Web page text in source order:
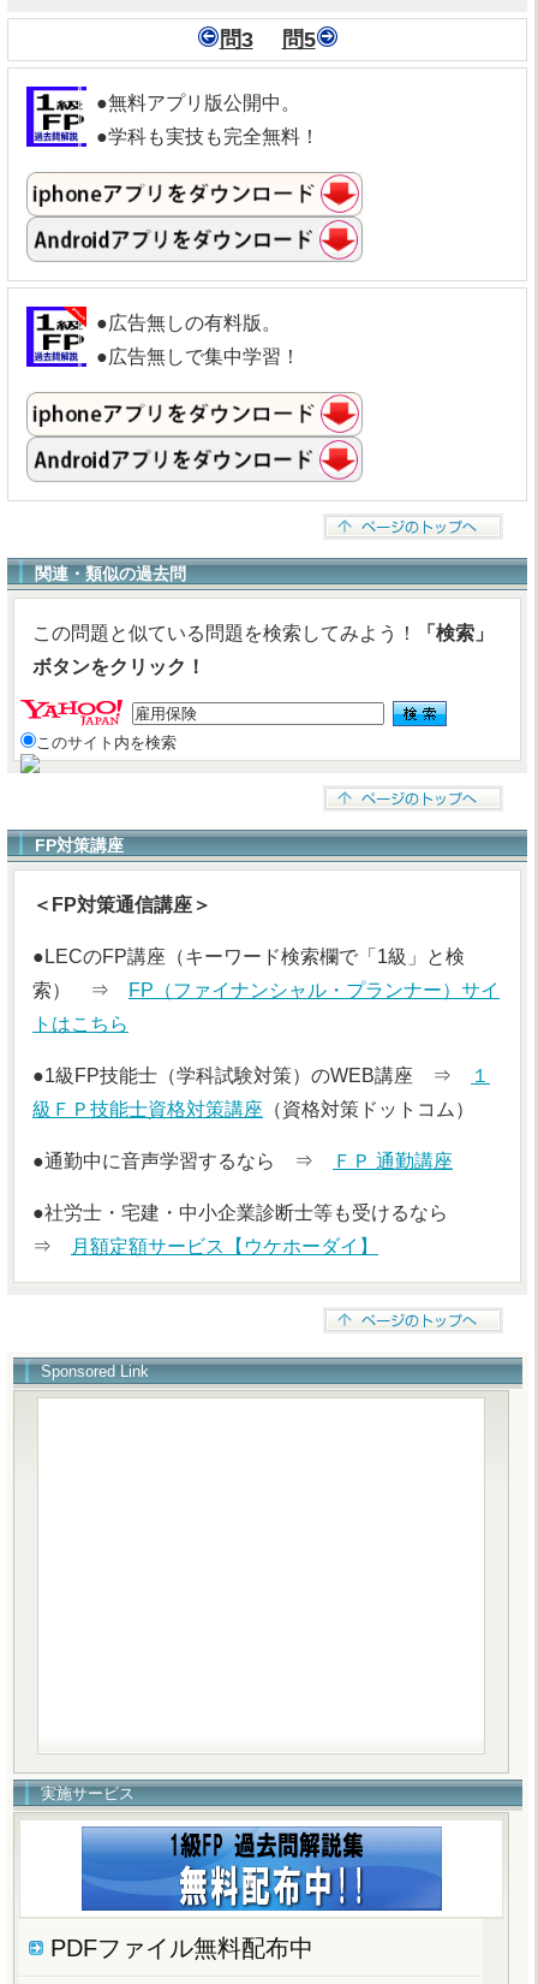
問3 問5
●無料アプリ版公開中。
●学科も実技も完全無料！
●広告無しの有料版。
●広告無しで集中学習！
関連・類似の過去問
この問題と似ている問題を検索してみよう！
「検索」
ボタンをクリック！
このサイト内を検索
FP対策講座
＜FP対策通信講座＞
●LECのFP講座（キーワード検索欄で「1級」と検
索） ⇒
FP（ファイナンシャル・プランナー）サイ
トはこちら
●1級FP技能士（学科試験対策）のWEB講座 ⇒
１
級ＦＰ技能士資格対策講座 （資格対策ドットコム）
●通勤中に音声学習するなら ⇒ ＦＰ 通勤講座
●社労士・宅建・中小企業診断士等も受けるなら
⇒
月額定額サービス【ウケホーダイ】
Sponsored Link
実施サービス
PDFファイル無料配布中